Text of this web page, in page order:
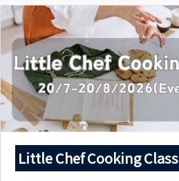
Little Chef Cooking Class